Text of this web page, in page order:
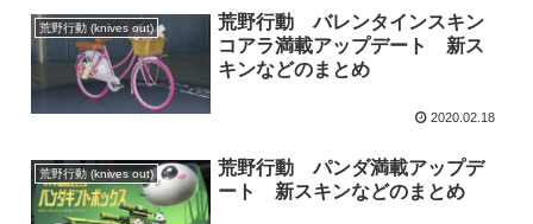
荒野行動 (knives out)
荒野行動 バレンタインスキン
コアラ満載アップデート 新ス
キンなどのまとめ
2020.02.18
荒野行動 (knives out)
荒野行動 パンダ満載アップデ
ート 新スキンなどのまとめ